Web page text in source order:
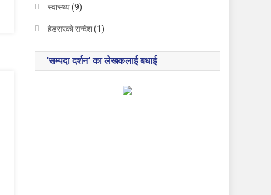
स्वास्थ्य(9)
हेडसरकाे सन्देश(1)
'सम्पदा दर्शन' का लेखकलाई बधाई